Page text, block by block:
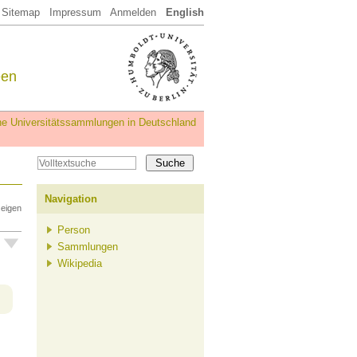
Sitemap Impressum Anmelden English
Universitätssammlungen in Deutschland
Navigation
Person
Sammlungen
Wikipedia